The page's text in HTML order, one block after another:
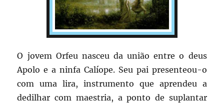
O jovem Orfeu nasceu da união entre o deus
Apolo e a ninfa Calíope. Seu pai presenteou-o
com uma lira, instrumento que aprendeu a
dedilhar com maestria, a ponto de suplantar